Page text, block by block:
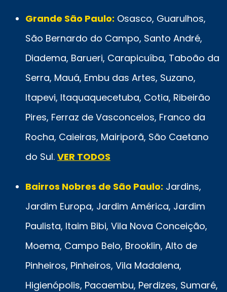
Grande São Paulo: Osasco, Guarulhos,
São Bernardo do Campo, Santo André,
Diadema, Barueri, Carapicuíba, Taboão da
Serra, Mauá, Embu das Artes, Suzano,
Itapevi, Itaquaquecetuba, Cotia, Ribeirão
Pires, Ferraz de Vasconcelos, Franco da
Rocha, Caieiras, Mairiporã, São Caetano
do Sul. VER TODOS
Bairros Nobres de São Paulo: Jardins,
Jardim Europa, Jardim América, Jardim
Paulista, Itaim Bibi, Vila Nova Conceição,
Moema, Campo Belo, Brooklin, Alto de
Pinheiros, Pinheiros, Vila Madalena,
Higienópolis, Pacaembu, Perdizes, Sumaré,